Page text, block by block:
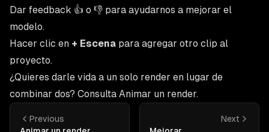
Dar feedback 👍 o 👎 para ayudarnos a mejorar el
modelo.
Hacer clic en + Escena para agregar otro clip al
proyecto.
¿Quieres darle vida a un solo render en lugar de
combinar dos? Consulta Animar un render.
Previous
Next